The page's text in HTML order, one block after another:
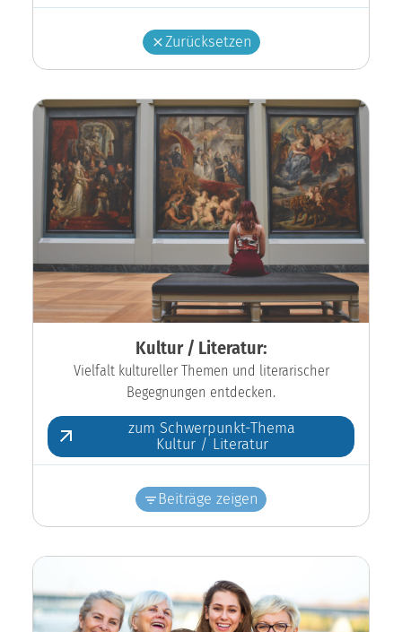
Zurücksetzen
Kultur / Literatur:
Vielfalt kultureller Themen und literarischer
Begegnungen entdecken.
zum Schwerpunkt-Thema
Kultur / Literatur
Beiträge zeigen